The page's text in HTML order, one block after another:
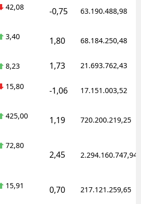
42,08 -0,75 63.190.488,98
3,40 1,80 68.184.250,48
8,23 1,73 21.693.762,43
15,80 -1,06 17.151.003,52
425,00 1,19 720.200.219,25
72,80
2,45 2.294.160.747,94
15,91 0,70 217.121.259,65